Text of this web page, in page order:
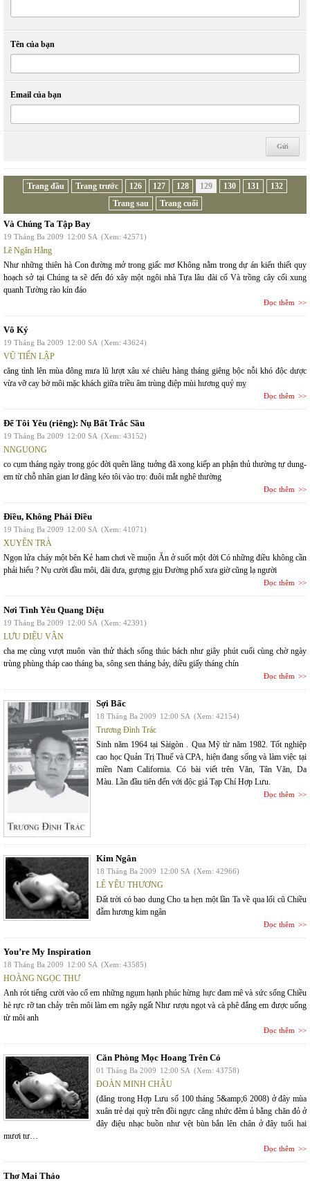
Tên của bạn
Email của bạn
Trang đầu Trang trước 126 127 128 129 130 131
132
Trang sau
Trang cuối
Và Chúng Ta Tập Bay
19 Tháng Ba 2009 12:00 SA (Xem: 42571)
Lê Ngân Hằng
Như những thiên hà Con đường mở trong giấc mơ Không nằm trong dự án kiến thiết quy
hoạch sở tại Chúng ta sẽ đến đó xây một ngôi nhà Tựa lâu đài cổ Và trồng cây cối xung
quanh Tường rào kín đáo
Đọc thêm
Vô Ký
19 Tháng Ba 2009 12:00 SA (Xem: 43624)
VŨ TIẾN LẬP
căng tình lên mùa đông mưa lũ lượt xâu xé chiêu hàng tháng giêng bộc nỗi khó độc dược
vừa vỡ cay bờ môi mặc khách giữa triều âm trùng điệp mùi hương quỷ mỵ
Đọc thêm
Để Tôi Yêu (riêng): Nụ Bất Trắc Sầu
19 Tháng Ba 2009 12:00 SA (Xem: 43152)
NNGUONG
co cụm tháng ngày trong góc đời quên lãng tuởng đã xong kiếp an phận thủ thường tự dung-
em từ chỗ nhân gian lơ đãng kéo tôi vào trọ: đuôi mắt nghê thường
Đọc thêm
Điều, Không Phải Điều
19 Tháng Ba 2009 12:00 SA (Xem: 41071)
XUYÊN TRÀ
Ngọn lửa cháy một bên Kẻ ham chơi về muộn Ăn ở suốt một đời Có những điều không cần
phải hiểu ? Nụ cười đầu môi, đãi đưa, gượng gịu Đường phố xưa giờ cũng lạ người
Đọc thêm
Nơi Tình Yêu Quang Diệu
19 Tháng Ba 2009 12:00 SA (Xem: 42391)
LƯU DIỆU VÂN
cha mẹ cùng vượt muôn vàn thử thách sống thúc bách như giây phút cuối cùng chờ ngày
trùng phùng tháp cao tháng ba, sông sen tháng bảy, diều giấy tháng chín
Đọc thêm
Sợi Bấc
18 Tháng Ba 2009 12:00 SA (Xem: 42154)
Trương Đình Trác
Sinh năm 1964 tại Sàigòn . Qua Mỹ từ năm 1982. Tốt nghiệp
cao học Quản Trị Thuế và CPA, hiện đang sống và làm việc tại
miền Nam California. Có bài viết trên Văn, Tân Văn, Da
Màu. Lần đầu tiên đến với độc giả Tạp Chí Hợp Lưu.
Đọc thêm
Kim Ngân
18 Tháng Ba 2009 12:00 SA (Xem: 42966)
LÊ YÊU THƯƠNG
Đất trời có bao dung Cho ta hẹn một lần Ta về qua lối cũ Chiều
đẫm hương kim ngân
Đọc thêm
You’re My Inspiration
18 Tháng Ba 2009 12:00 SA (Xem: 43585)
HOÀNG NGỌC THƯ
Anh rót tiếng cười vào cổ em những ngụm hạnh phúc hừng hực đam mê và sức sống Chiều
hè rực rỡ tan chảy trên môi làm em ngây ngất Như rượu ngọt và cà phê đắng em được uống
từ môi anh
Đọc thêm
Căn Phòng Mọc Hoang Trên Cỏ
01 Tháng Ba 2009 12:00 SA (Xem: 43758)
ĐOÀN MINH CHÂU
(đăng trong Hợp Lưu số 100 tháng 5&amp;6 2008) ở đây mùa
xuân trẻ dại quỳ trên đồi ngực căng nhức đêm ủ bằng chăn đỏ ở
đây điệu nhạc buồn như vệt bùn bắn lên chân ở đây tuổi hai
mươi tư…
Đọc thêm
Thơ Mai Thảo